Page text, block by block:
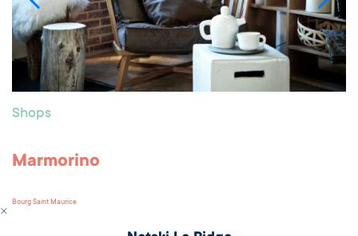
Shops
Marmorino
Bourg Saint Maurice